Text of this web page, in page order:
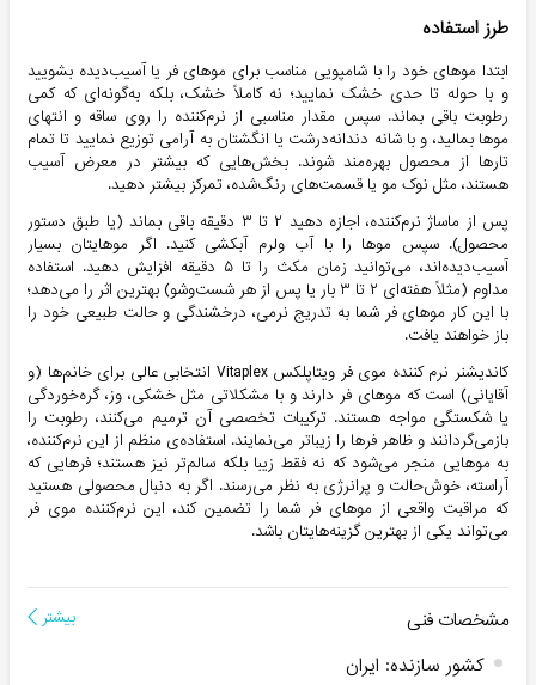
طرز استفاده
ابتدا موهای خود را با شامپویی مناسب برای موهای فر یا آسیب‌دیده بشویید
و با حوله تا حدی خشک نمایید؛ نه کاملاً خشک، بلکه به‌گونه‌ای که کمی
رطوبت باقی بماند. سپس مقدار مناسبی از نرم‌کننده را روی ساقه و انتهای
موها بمالید، و با شانه دندانه‌درشت یا انگشتان به آرامی توزیع نمایید تا تمام
تارها از محصول بهره‌مند شوند. بخش‌هایی که بیشتر در معرض آسیب
هستند، مثل نوک مو یا قسمت‌های رنگ‌شده، تمرکز بیشتر دهید.
پس از ماساژ نرم‌کننده، اجازه دهید ۲ تا ۳ دقیقه باقی بماند (یا طبق دستور
محصول). سپس موها را با آب ولرم آبکشی کنید. اگر موهایتان بسیار
آسیب‌دیده‌اند، می‌توانید زمان مکث را تا ۵ دقیقه افزایش دهید. استفاده
مداوم (مثلاً هفته‌ای ۲ تا ۳ بار یا پس از هر شست‌وشو) بهترین اثر را می‌دهد؛
با این کار موهای فر شما به تدریج نرمی، درخشندگی و حالت طبیعی خود را
باز خواهند یافت.
کاندیشنر نرم کننده موی فر ویتاپلکس Vitaplex انتخابی عالی برای خانم‌ها (و
آقایانی) است که موهای فر دارند و با مشکلاتی مثل خشکی، وز، گره‌خوردگی
یا شکستگی مواجه هستند. ترکیبات تخصصی آن ترمیم می‌کنند، رطوبت را
بازمی‌گردانند و ظاهر فرها را زیباتر می‌نمایند. استفاده‌ی منظم از این نرم‌کننده،
به موهایی منجر می‌شود که نه فقط زیبا بلکه سالم‌تر نیز هستند؛ فرهایی که
آراسته، خوش‌حالت و پرانرژی به نظر می‌رسند. اگر به دنبال محصولی هستید
که مراقبت واقعی از موهای فر شما را تضمین کند، این نرم‌کننده موی فر
می‌تواند یکی از بهترین گزینه‌هایتان باشد.
مشخصات فنی بیشتر
کشور سازنده: ایران